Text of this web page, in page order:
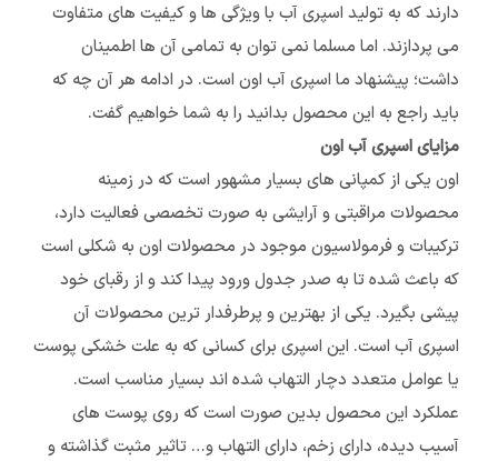
دارند که به تولید اسپری آب با ویژگی ها و کیفیت های متفاوت
می پردازند. اما مسلما نمی توان به تمامی آن ها اطمینان
داشت؛ پیشنهاد ما اسپری آب اون است. در ادامه هر آن چه که
باید راجع به این محصول بدانید را به شما خواهیم گفت.
مزایای اسپری آب اون
اون یکی از کمپانی های بسیار مشهور است که در زمینه
محصولات مراقبتی و آرایشی به صورت تخصصی فعالیت دارد،
ترکیبات و فرمولاسیون موجود در محصولات اون به شکلی است
که باعث شده تا به صدر جدول ورود پیدا کند و از رقبای خود
پیشی بگیرد. یکی از بهترین و پرطرفدار ترین محصولات آن
اسپری آب است. این اسپری برای کسانی که به علت خشکی پوست
یا عوامل متعدد دچار التهاب شده اند بسیار مناسب است.
عملکرد این محصول بدین صورت است که روی پوست های
آسیب دیده، دارای زخم، دارای التهاب و… تاثیر مثبت گذاشته و